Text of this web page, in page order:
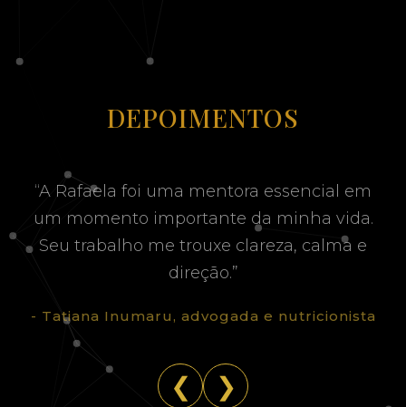
DEPOIMENTOS
“A Rafaela foi uma mentora essencial em
um momento importante da minha vida.
Seu trabalho me trouxe clareza, calma e
direção.”
- Tatiana Inumaru, advogada e nutricionista
❮ ❯